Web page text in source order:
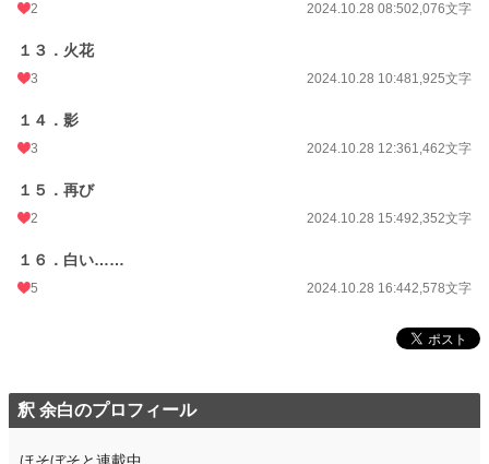
2 2024.10.28 08:502,076文字
１３．火花
3 2024.10.28 10:481,925文字
１４．影
3 2024.10.28 12:361,462文字
１５．再び
2 2024.10.28 15:492,352文字
１６．白い……
5 2024.10.28 16:442,578文字
釈 余白のプロフィール